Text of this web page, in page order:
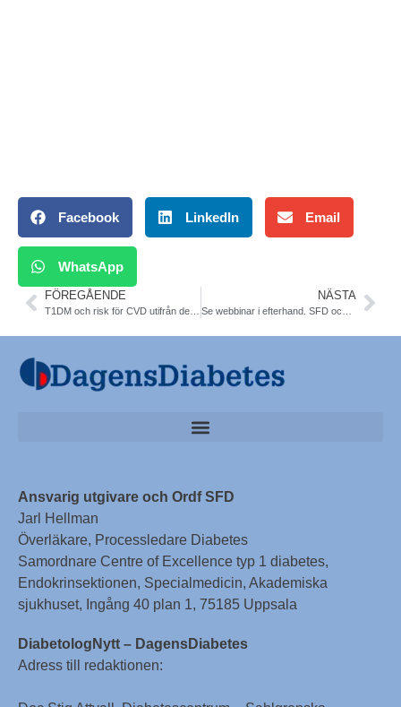
Facebook LinkedIn Email
WhatsApp
FÖREGÅENDE NÄSTA
Ansvarig utgivare och Ordf SFD
Jarl Hellman
Överläkare, Processledare Diabetes
Samordnare Centre of Excellence typ 1 diabetes,
Endokrinsektionen, Specialmedicin, Akademiska
sjukhuset, Ingång 40 plan 1, 75185 Uppsala
DiabetologNytt – DagensDiabetes
Adress till redaktionen: